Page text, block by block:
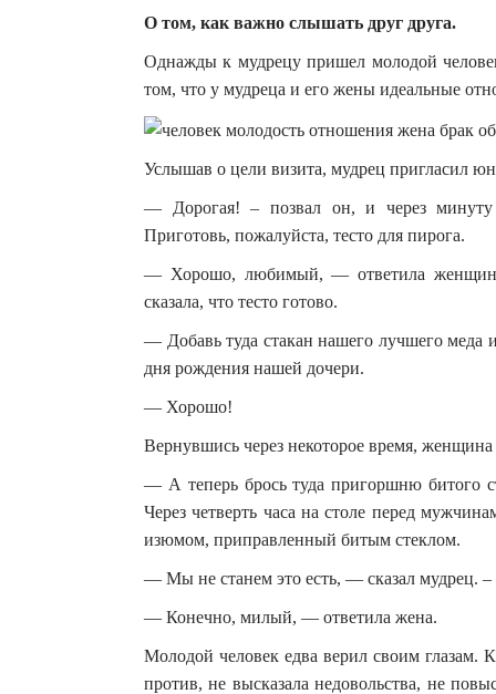
О том, как важно слышать друг друга.
Однажды к мудрецу пришел молодой
том, что у мудреца и его жены идеальные
Услышав о цели визита, мудрец пригласил
— Дорогая! – позвал он, и через
Приготовь, пожалуйста, тесто для пирога.
— Хорошо, любимый, — ответила женщина
сказала, что тесто готово.
— Добавь туда стакан нашего лучшего меда
дня рождения нашей дочери.
— Хорошо!
Вернувшись через некоторое время, женщина
— А теперь брось туда пригоршню битого
Через четверть часа на столе перед
изюмом, приправленный битым стеклом.
— Мы не станем это есть, — сказал мудрец.
— Конечно, милый, — ответила жена.
Молодой человек едва верил своим глазам.
против, не высказала недовольства, не